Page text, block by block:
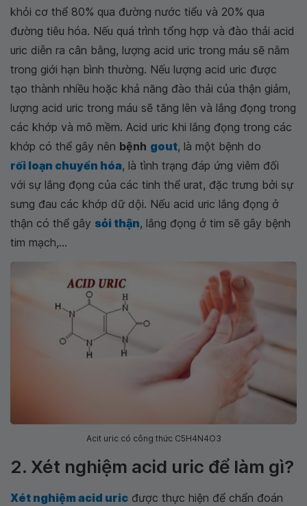
khỏi cơ thể 80% qua đường nước tiểu và 20% qua
đường tiêu hóa. Nếu quá trình tổng hợp và đào thải acid
uric diễn ra cân bằng, lượng acid uric trong máu sẽ nằm
trong giới hạn bình thường. Nếu lượng acid uric được
tạo thành nhiều hoặc khả năng đào thải của thận giảm,
lượng acid uric trong máu sẽ tăng lên và lắng đọng trong
các khớp và mô mềm. Acid uric khi lắng đọng trong các
khớp có thể gây nên bệnh gout, là một bệnh do
rối loạn chuyển hóa, là tình trạng đáp ứng viêm đối
với sự lắng đọng của các tinh thể urat, đặc trưng bởi sự
sưng đau các khớp dữ dội. Nếu acid uric lắng đọng ở
thận có thể gây sỏi thận, lắng đọng ở tim sẽ gây bệnh
tim mạch,...
Acit uric có công thức C5H4N4O3
2. Xét nghiệm acid uric để làm gì?
Xét nghiệm acid uric được thực hiện để chẩn đoán